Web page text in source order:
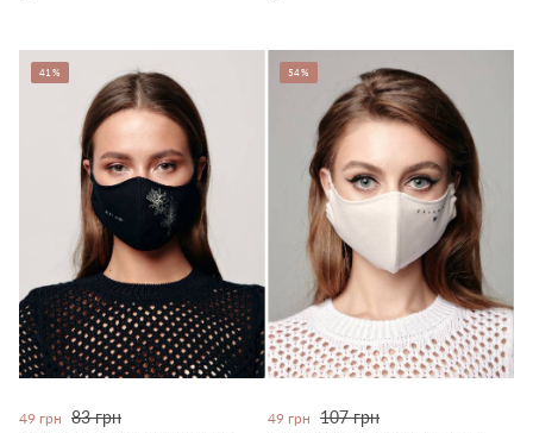
41%
49 грн 83 грн
54%
49 грн 107 грн